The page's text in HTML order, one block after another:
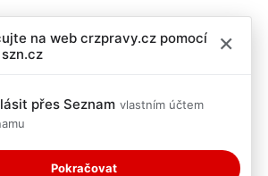
na web crzpravy.cz pomocí
×
přes Seznam vlastním účtem
Pokračovat